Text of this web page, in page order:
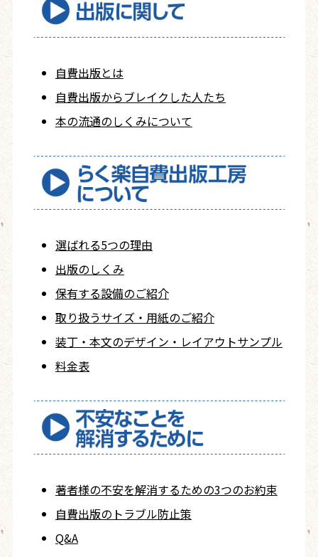
自費出版とは
自費出版からブレイクした人たち
本の流通のしくみについて
選ばれる5つの理由
出版のしくみ
保有する設備のご紹介
取り扱うサイズ・用紙のご紹介
装丁・本文のデザイン・レイアウトサンプル
料金表
著者様の不安を解消するための3つのお約束
自費出版の トラブル防止策
Q&A